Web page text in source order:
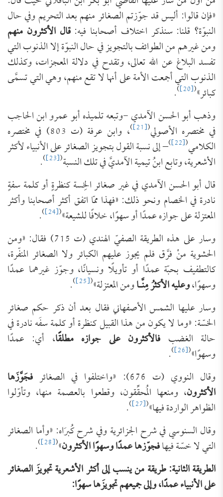
«فإن قالوا: أليس قد جوّزتم الصغائر منهم بعد التحريم وفي حال
النبوّة؟ قلنا: سنذكر اختلاف أصحابنا فيه:قال الأكثرون منهم
ومن غيرهم من الطوائف بالتجويز في حال النبوّة إلا الذنوب التي
تفسد البلاغ عن الله تعالى، وتقدح في دلالة المعجزات، وكذلك
الذنوب التي أجمعت الأمة على أنها لا تقع منهم، وهي التي تسمَّى
كبائر»(
[20]
)
.
وذهب أبو الحسن الآمدي -وتبعه تلميذه أبو عمرو ابن الحاجب
في مختصره الأصولي(
[21]
) ، وابن عرفة (ت 803) في مختصره
الكلامي(
[22]
)– إلى نسبة القول بتجويز الصغائر على الأنبياء لأكثر
الأشعرية، وتابع ابنُ تيمية الآمديَّ في تلك النسبة(
[23]
)
.
قال أبو الحسن الآمدي في غير صغائر الخِسة كنظرةٍ أو كلمة سفةٍ
نادرة في الخصام ونحو ذلك: «فهذا ممّا اتفق أكثر أصحابنا وأكثر
المعتزلة على جوازه عمدًا أو سهوًا، خلافًا للشيعة»(
[24]
)
.
وسار على هذه الطريقة الصفيّ الهندي (ت 715) فقال: «ومن
الحشوية منْ فرَّق فلم يجوز عليهم الكبائر ولا الصغائر المنفّرة،
كالتطفيف بحبّة عمدًا أو تأويلًا ونسيانًا، وجوّز غيرهما عمدًا
وسهوًا،وعليه الأكثرُ مِنَّـاومن المعتزلة»(
[25]
)
.
وسار عليها الشمس الأصفهاني فقال بعد أن ذكر حكم صغائر
الخسّة: «وما لا يكون من هذا القبيل كنظرة أو كلمة سفَه نادرة في
حالة الغضب فالأكثرون على جوازه مطلقًا، أي: عمدًا
وسهوًا»(
[26]
)
.
وقال النووي (ت 676): «واختلفوا في الصغائر
فجَوَّزَها
الأكثرون، ومنعها المُحقِّقون، وقطعوا بالعصمة منها، وتأوّلوا
الظواهر الواردة فيها»(
[27]
)
.
وقال السنوسي في شرح الجزائرية وفي شرح كُبرَاه: «وأما الصغائر
التي لا خسّة فيهافجوّزها عمدًا وسهوًا الأكثرون»
(
[28]
)
.
الطريقة الثانية: طريقة من ينسب إلى أكثر الأشعرية تجويزَ الصغائر
على الأنبياء عمدًا، وإلى جميعهم تجويزَها سهوًا: